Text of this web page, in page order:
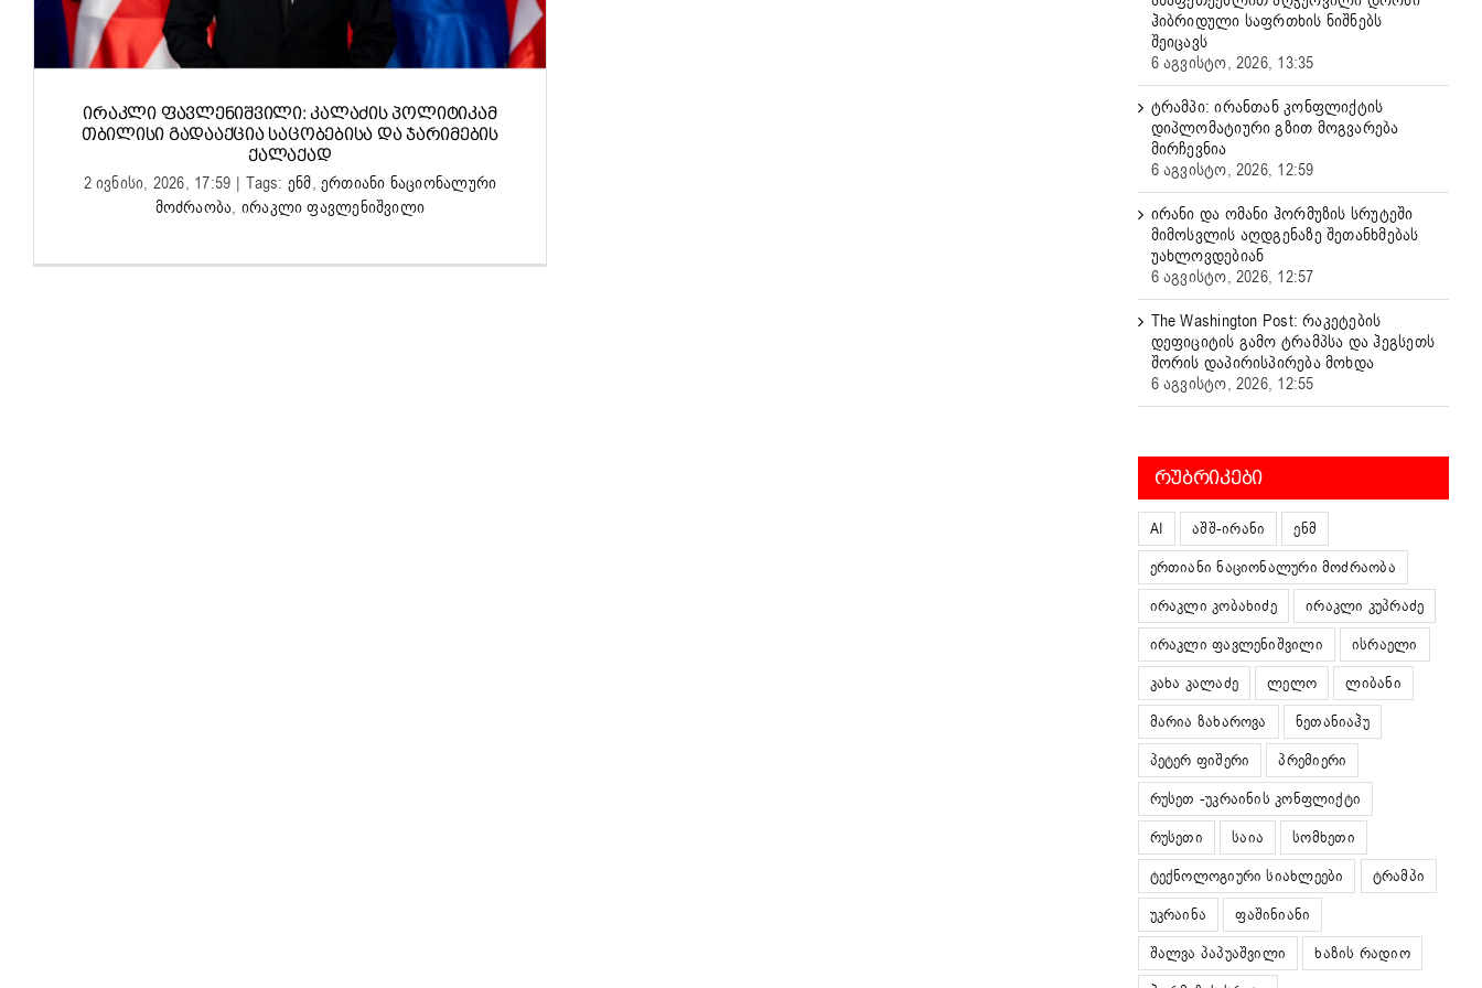
ᲘᲠᲐᲙᲚᲘ ᲤᲐᲕᲚᲔᲜᲘᲨᲕᲘᲚᲘ: ᲙᲐᲚᲐᲫᲘᲡ ᲞᲝᲚᲘᲢᲘᲙᲐᲛ
ᲗᲑᲘᲚᲘᲡᲘ ᲒᲐᲓᲐᲐᲥᲪᲘᲐ ᲡᲐᲪᲝᲑᲔᲑᲘᲡᲐ ᲓᲐ ᲯᲐᲠᲘᲛᲔᲑᲘᲡ
ᲥᲐᲚᲐᲥᲐᲓ
2 ივნისი, 2026, 17:59 | Tags: ენმ, ერთიანი ნაციონალური
მოძრაობა, ირაკლი ფავლენიშვილი
ჰიბრიდული საფრთხის ნიშნებს
შეიცავს
6 აგვისტო, 2026, 13:35
ტრამპი: ირანთან კონფლიქტის
დიპლომატიური გზით მოგვარება
მირჩევნია
6 აგვისტო, 2026, 12:59
ირანი და ომანი ჰორმუზის სრუტეში
მიმოსვლის აღდგენაზე შეთანხმებას
უახლოვდებიან
6 აგვისტო, 2026, 12:57
The Washington Post: რაკეტების
დეფიციტის გამო ტრამპსა და ჰეგსეთს
შორის დაპირისპირება მოხდა
6 აგვისტო, 2026, 12:55
ᲠᲣᲑᲠᲘᲙᲔᲑᲘ
AI აშშ-ირანი
ენმ
ერთიანი ნაციონალური მოძრაობა
ირაკლი კობახიძე
ირაკლი კუპრაძე
ირაკლი ფავლენიშვილი
ისრაელი
კახა კალაძე
ლელო
ლიბანი
მარია ზახაროვა
ნეთანიაჰუ
პეტერ ფიშერი
პრემიერი
რუსეთ -უკრაინის კონფლიქტი
რუსეთი
საია
სომხეთი
ტექნოლოგიური სიახლეები
ტრამპი
უკრაინა
ფაშინიანი
შალვა პაპუაშვილი
ხაზის რადიო